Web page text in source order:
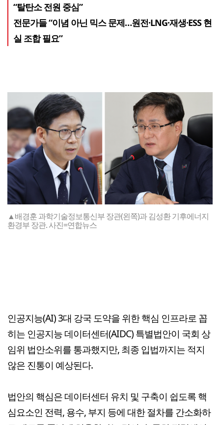
“탈탄소 전원 중심”
전문가들 “이념 아닌 믹스 문제…원전·LNG·재생·ESS 현
실 조합 필요”
▲배경훈 과학기술정보통신부 장관(왼쪽)과 김성환 기후에너지
환경부 장관. 사진=연합뉴스
인공지능(AI) 3대 강국 도약을 위한 핵심 인프라로 꼽
히는 인공지능 데이터센터(AIDC) 특별법안이 국회 상
임위 법안소위를 통과했지만, 최종 입법까지는 적지
않은 진통이 예상된다.
법안의 핵심은 데이터센터 유치 및 구축이 쉽도록 핵
심요소인 전력, 용수, 부지 등에 대한 절차를 간소화하